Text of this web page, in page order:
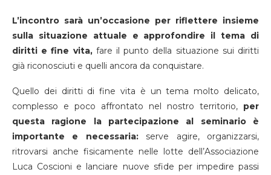
L’incontro sarà un’occasione per riflettere insieme
sulla situazione attuale e approfondire il tema di
diritti e fine vita,fare il punto della situazione sui diritti
già riconosciuti e quelli ancora da conquistare.
Quello dei diritti di fine vita è un tema molto delicato,
complesso e poco affrontato nel nostro territorio, per
questa ragione la partecipazione al seminario è
importante e necessaria:serve agire, organizzarsi,
ritrovarsi anche fisicamente nelle lotte dell’Associazione
Luca Coscioni e lanciare nuove sfide per impedire passi